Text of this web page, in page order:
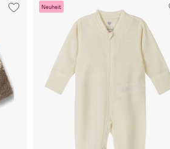
Neuheit